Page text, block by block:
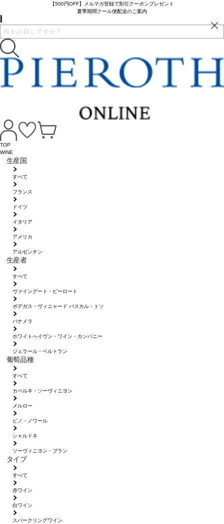
【500円OFF】メルマガ登録で割引クーポンプレゼント
夏季期間クール便配送のご案内
TOP
WINE
生産国
すべて
フランス
ドイツ
イタリア
アメリカ
アルゼンチン
生産者
すべて
ヴァイングート・ピーロート
ボデガス・ヴィニャード パスカル・トソ
パナメラ
ホワイトへイヴン・ワイン・カンパニー
ジェラール・ベルトラン
葡萄品種
すべて
カベルネ・ソーヴィニヨン
メルロー
ピノ・ノワール
シャルドネ
ソーヴィニヨン・ブラン
タイプ
すべて
赤ワイン
白ワイン
スパークリングワイン